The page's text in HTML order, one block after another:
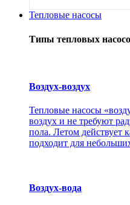
Тепловые насосы
Типы тепловых
Воздух-воздух
Тепловые насосы
воздух и не требуют
пола. Летом действует
подходит для
Воздух-вода